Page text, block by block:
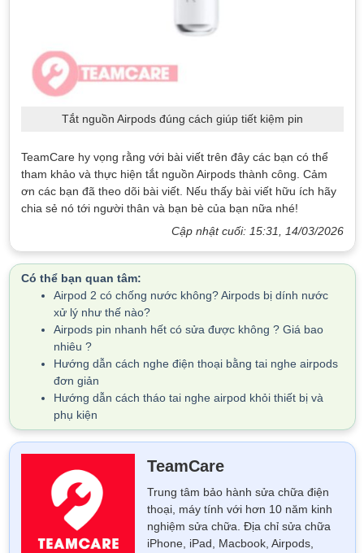
Tắt nguồn Airpods đúng cách giúp tiết kiệm pin
TeamCare hy vọng rằng với bài viết trên đây các bạn có thể
tham khảo và thực hiện tắt nguồn Airpods thành công. Cảm
ơn các bạn đã theo dõi bài viết. Nếu thấy bài viết hữu ích hãy
chia sẻ nó tới người thân và bạn bè của bạn nữa nhé!
Cập nhật cuối: 15:31, 14/03/2026
Có thể bạn quan tâm:
Airpod 2 có chống nước không? Airpods bị dính nước
xử lý như thế nào?
Airpods pin nhanh hết có sửa được không ? Giá bao
nhiêu ?
Hướng dẫn cách nghe điện thoại bằng tai nghe airpods
đơn giản
Hướng dẫn cách tháo tai nghe airpod khỏi thiết bị và
phụ kiện
TeamCare
Trung tâm bảo hành sửa chữa điện
thoại, máy tính với hơn 10 năm kinh
nghiệm sửa chữa. Địa chỉ sửa chữa
iPhone, iPad, Macbook, Airpods,